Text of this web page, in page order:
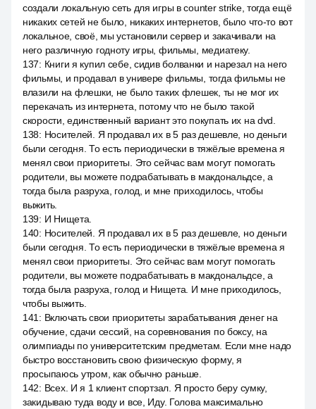
создали локальную сеть для игры в counter strike, тогда ещё
никаких сетей не было, никаких интернетов, было что-то вот
локальное, своё, мы установили сервер и закачивали на
него различную годноту игры, фильмы, медиатеку.
137: Книги я купил себе, сидив болванки и нарезал на него
фильмы, и продавал в универе фильмы, тогда фильмы не
влазили на флешки, не было таких флешек, ты не мог их
перекачать из интернета, потому что не было такой
скорости, единственный вариант это покупать их на dvd.
138: Носителей. Я продавал их в 5 раз дешевле, но деньги
были сегодня. То есть периодически в тяжёлые времена я
менял свои приоритеты. Это сейчас вам могут помогать
родители, вы можете подрабатывать в макдональдсе, а
тогда была разруха, голод, и мне приходилось, чтобы
выжить.
139: И Нищета.
140: Носителей. Я продавал их в 5 раз дешевле, но деньги
были сегодня. То есть периодически в тяжёлые времена я
менял свои приоритеты. Это сейчас вам могут помогать
родители, вы можете подрабатывать в макдональдсе, а
тогда была разруха, голод и Нищета. И мне приходилось,
чтобы выжить.
141 : Включать свои приоритеты зарабатывания денег на
обучение, сдачи сессий, на соревнования по боксу, на
олимпиады по университетским предметам. Если мне надо
быстро восстановить свою физическую форму, я
просыпаюсь утром, как обычно раньше.
142: Всех. И я 1 клиент спортзал. Я просто беру сумку,
закидываю туда воду и все, Иду. Голова максимально